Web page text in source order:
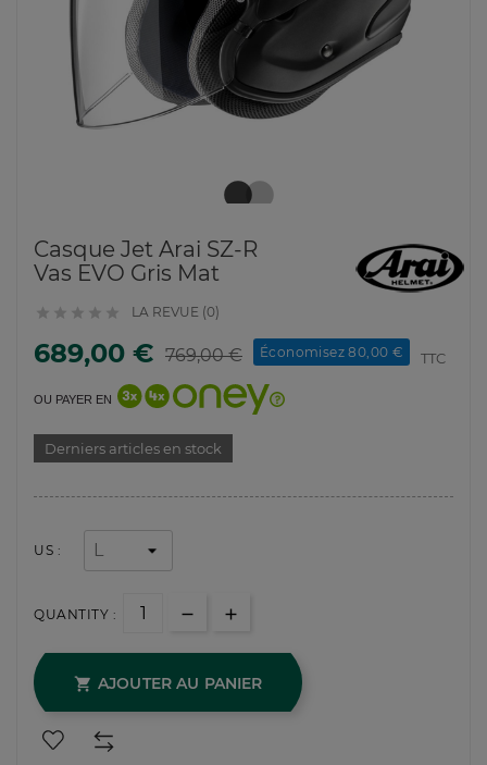
Casque Jet Arai SZ-R
Vas EVO Gris Mat
     LA REVUE (0)
689,00 € 769,00 € Économisez 80,00 € TTC
OU PAYER EN
Derniers articles en stock
US :
QUANTITY :
 AJOUTER AU PANIER